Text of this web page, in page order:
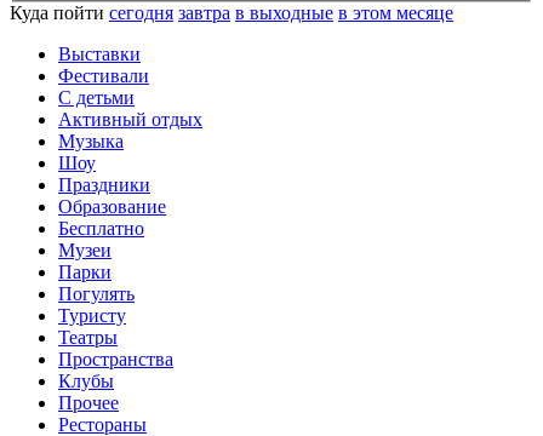
Куда пойти сегодня завтра в выходные в этом месяце
Выставки
Фестивали
С детьми
Активный отдых
Музыка
Шоу
Праздники
Образование
Бесплатно
Музеи
Парки
Погулять
Туристу
Театры
Пространства
Клубы
Прочее
Рестораны